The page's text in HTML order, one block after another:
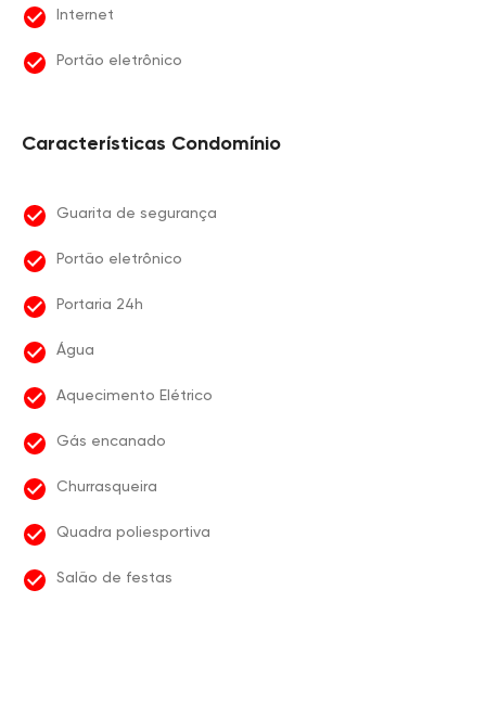
Internet
Portão eletrônico
Características Condomínio
Guarita de segurança
Portão eletrônico
Portaria 24h
Água
Aquecimento Elétrico
Gás encanado
Churrasqueira
Quadra poliesportiva
Salão de festas